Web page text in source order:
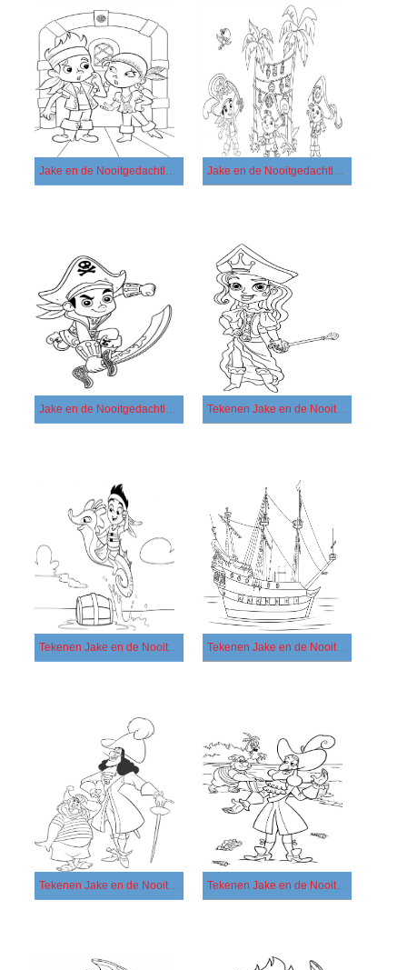
Jake en de Nooitgedachtland Piraten gratis voor kinderen Jake en de Nooitgedachtland Piraten gratis
Jake en de Nooitgedachtland Piraten voor kinderen Tekenen Jake en de Nooitgedachtland Piraten afdrukbaar basis
Tekenen Jake en de Nooitgedachtland Piraten afdrukbaar eenvoudig Tekenen Jake en de Nooitgedachtland Piraten afdrukbaar simpel
Tekenen Jake en de Nooitgedachtland Piraten afdrukbaar voor kinderen Tekenen Jake en de Nooitgedachtland Piraten afdrukbaar